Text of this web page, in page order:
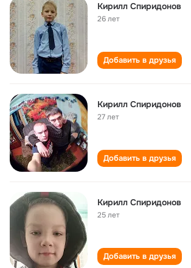
Кирилл Спиридонов
26 лет
Добавить в друзья
Кирилл Спиридонов
27 лет
Добавить в друзья
Кирилл Спиридонов
25 лет
Добавить в друзья